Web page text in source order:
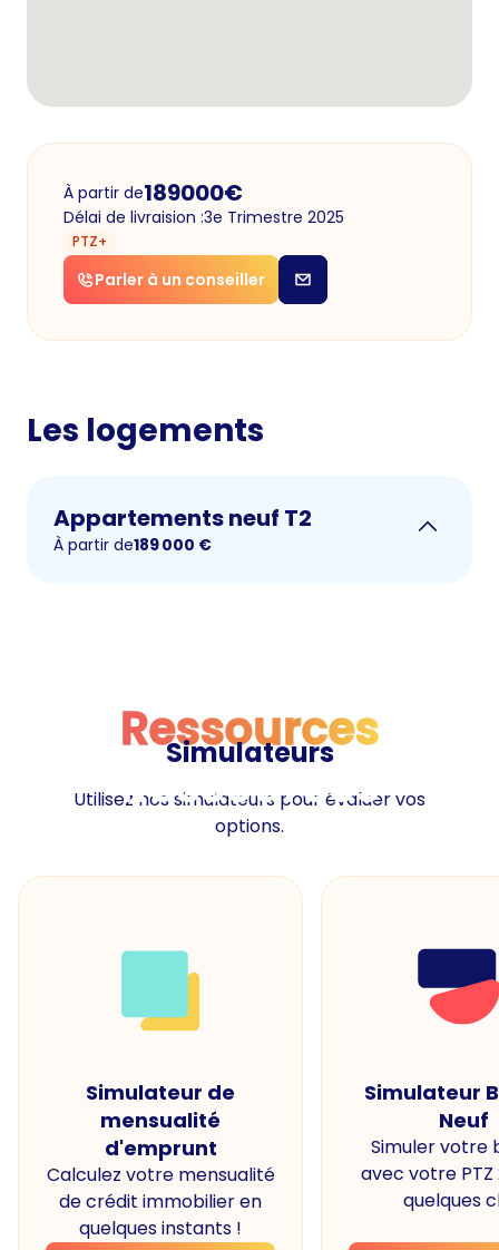
À partir de189000€
Délai de livraision :3e Trimestre 2025
PTZ+
Parler à un conseiller
Les logements
Appartements neuf T2
À partir de189 000 €
Ressources
Ressources
Simulateurs
Utilisez nos simulateurs pour évaluer vos
options.
Simulateur de
mensualité
d'emprunt
Calculez votre mensualité
de crédit immobilier en
quelques instants !
Simulateur
Neuf
Simuler votre
avec votre PTZ
quelques